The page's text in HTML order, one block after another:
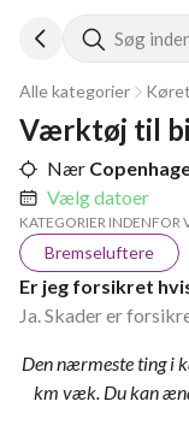
Søg
Alle kategorier
Værktøj til
Nær
Vælg datoer
KATEGORIER INDENFOR
Bremseluftere
Er jeg forsikret
Ja. Skader er
Den nærmeste ting i
km væk. Du kan